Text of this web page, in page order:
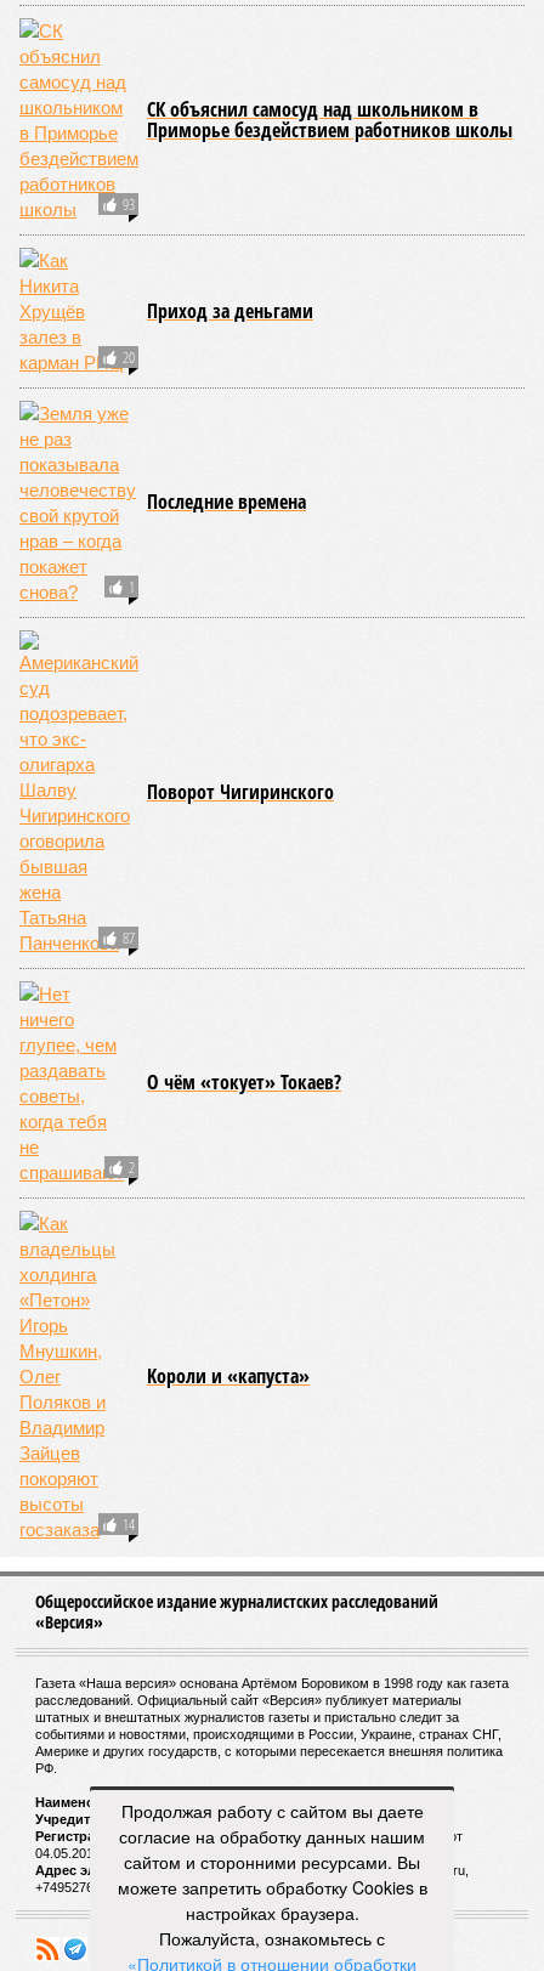
Земля уже не раз показывала человечеству свой крутой
нрав – когда покажет снова?
Земля уже не раз показывала человечеству свой крутой нрав – когда
Природа постоянно вступает в противоречие с нами. Ведь пока
она стремится всё на планете держать в балансе, человечество
не особенно церемонится с окружающей средой. Самые
массовые катастрофы в прошлом – какими они были? Какие
ждут нас со дня на день и чем грозят?
Рассказ Стивена Кинга
последствия очередного апокалипсиса, искусственно
вызванного группой биологов, называется «Конец всей
этой мерзости». В реальной жизни участия пытливых
исследователей в организации конца света может не
понадобиться: природа сама разберётся, как и где
уменьшить масштабы человеческой популяции.
Да, наша любимая маленькая планета может быть
единственной, где в пределах Солнечной системы есть
полноценная жизнь, но Земля также регулярно пытается
эту жизнь уничтожить. Так уж вышло, что внутренние
процессы на планете включают в себя всевозможные
геологические, метеорологические и физические явления,
которые для человека довольно опасны. Или попросту
смертельны. И вот несколько тому примеров.
Все стихии сразу
Около 100 лет назад в Поднебесной приключилось то, что
у нас назвали бы тридцатью тремя несчастьями. Страну
последовательно поразили: многолетняя засуха, страшный
паводок, невероятные ливни. Несколько миллионов
человек не пережили этот разгул стихий. Вот что тогда
приключилось.
Зима 1931 года выдалась в Китае чрезвычайно
продолжительной и суровой. Снега образовалось огромное
количество – казалось бы, хороший знак после периода
великой суши, продолжавшегося с 1928-го. Но всё
обратилось катастрофой. Снег растаял, устремился в реки,
начался небывалый паводок, быстро обернувшийся
страшным наводнением, которое обильные весенние ливни
только усугубили. К июню всё это преобразовалось в
массовый потоп, в июле же Китай в дополнение накрыло
сразу девятью циклонами. Последствия оказались
невообразимыми: наводнение погребло под собой
территорию в 180 тыс. квадратных километров, что равно
по площади Карелии, шести Курским или Калужским
областям, десятку Чуваший.
В общем, недаром события 1931-го находятся на первом
месте в списке самых смертоносных стихийных бедствий,
погибших, по некоторым оценкам, составило 4 миллиона.
Впрочем, для Китая подобное не в новинку. Так, в сентябре
1887 года вода прорвала многочисленные дамбы на реке
Хуанхэ и быстро залила почти весь Северный Китай, так
как местность там довольно низменная, и потоп просто не
встречал препятствий на своём пути, уничтожая деревни и
целые города. Водой залило 130 тыс. квадратных
километров (а это больше территорий Оренбургской или
Кировской областей), 2 млн человек остались без крова,
ещё столько же погибли в результате спровоцированной
катастрофой пандемии.
Третье место по кровожадности в рейтинге стихийных
бедствий занимает смертоносный циклон Бхола 1970 года,
ставший самым мощным среди себе подобных за всю
Продолжая работу с сайтом вы даете
согласие на обработку данных нашим
сайтом и сторонними ресурсами. Вы
можете запретить обработку Cookies в
настройках браузера.
Пожалуйста, ознакомьтесь с
«Политикой в отношении обработки